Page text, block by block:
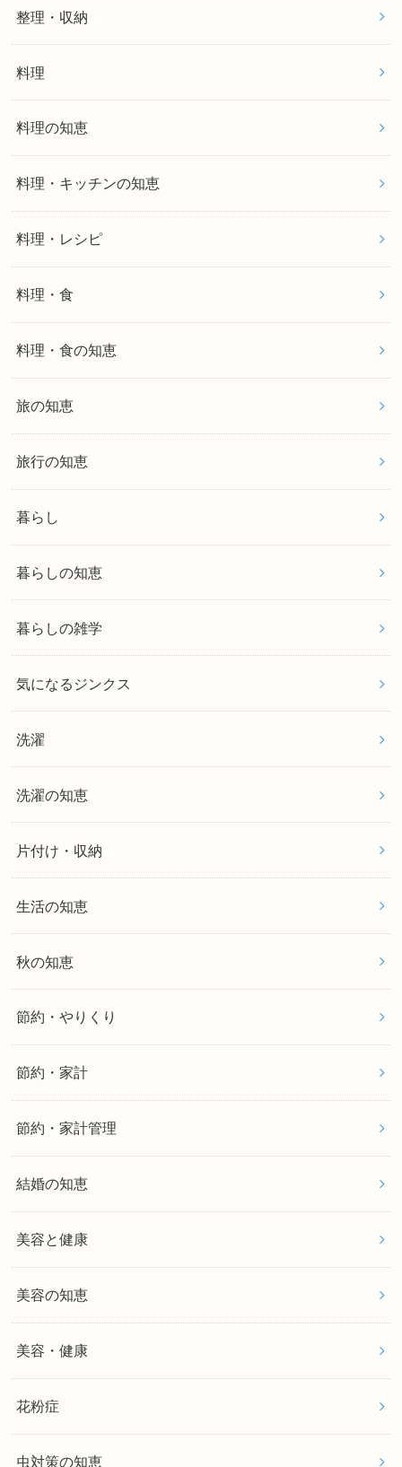
整理・収納
料理
料理の知恵
料理・キッチンの知恵
料理・レシピ
料理・食
料理・食の知恵
旅の知恵
旅行の知恵
暮らし
暮らしの知恵
暮らしの雑学
気になるジンクス
洗濯
洗濯の知恵
片付け・収納
生活の知恵
秋の知恵
節約・やりくり
節約・家計
節約・家計管理
結婚の知恵
美容と健康
美容の知恵
美容・健康
花粉症
虫対策の知恵